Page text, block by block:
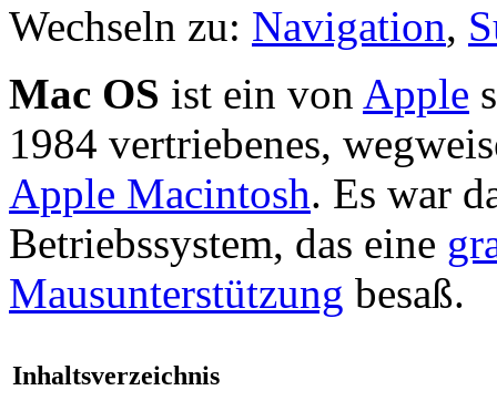
Wechseln zu: Navigation,
Mac OS ist ein von Apple
1984 vertriebenes,
Apple Macintosh. Es war
Betriebssystem, das eine
Mausunterstützung besaß.
Inhaltsverzeichnis